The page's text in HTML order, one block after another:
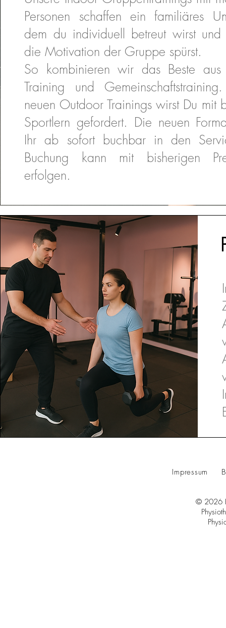
Personen schaffen ein familiäres
dem du individuell betreut wirst und
die Motivation der Gruppe spürst.
So kombinieren wir das Beste aus
Training und
neuen Outdoor Trainings wirst Du mit
Sportlern gefordert. Die neuen
Ihr ab sofort buchbar in den
Buchung kann mit bisherigen
erfolgen.
Impressum
© 2026